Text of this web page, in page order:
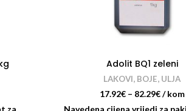
za
Adolit BQ1 zeleni
LAKOVI, BOJE, ULJA
17.92€– 82.29€/ kom
Navedena cijena vrijedi za